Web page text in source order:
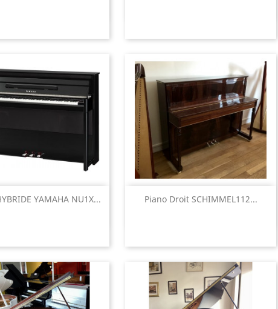
YAMAHA NU1X...
Aperçu rapide Piano Droit SCHIMMEL112...
Aperçu rapide